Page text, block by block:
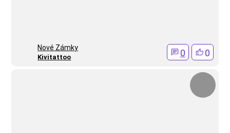
Nové Zámky
Kivitattoo 0 0